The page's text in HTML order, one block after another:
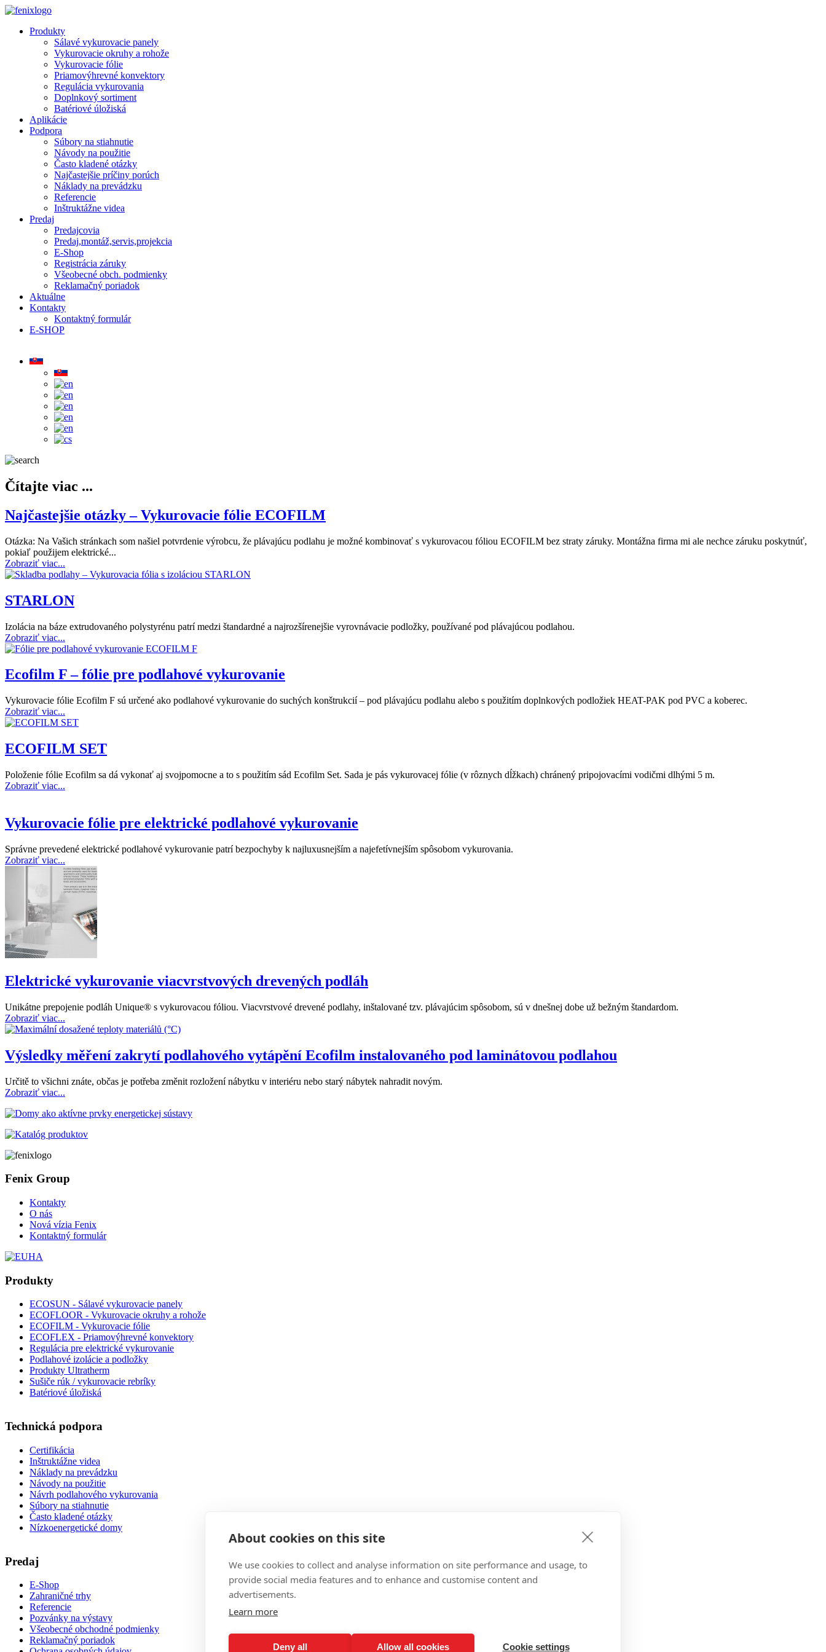
Skip to main content
Produkty
Sálavé vykurovacie panely
Vykurovacie okruhy a rohože
Vykurovacie fólie
Priamovýhrevné konvektory
Regulácia vykurovania
Doplnkový sortiment
Batériové úložiská
Aplikácie
Podpora
Súbory na stiahnutie
Návody na použitie
Často kladené otázky
Najčastejšie príčiny porúch
Náklady na prevádzku
Referencie
Inštruktážne videa
Predaj
Predajcovia
Predaj,montáž,servis,projekcia
E-Shop
Registrácia záruky
Všeobecné obch. podmienky
Reklamačný poriadok
Aktuálne
Kontakty
Kontaktný formulár
E-SHOP
Čítajte viac ...
Najčastejšie otázky – Vykurovacie fólie ECOFILM
Otázka: Na Vašich stránkach som našiel potvrdenie výrobcu, že plávajúcu podlahu je možné kombinovať s vykurovacou fóliou ECOFILM bez straty záruky. Montážna firma mi ale nechce záruku poskytnúť,
pokiaľ použijem elektrické...
Zobraziť viac...
STARLON
Izolácia na báze extrudovaného polystyrénu patrí medzi štandardné a najrozšírenejšie vyrovnávacie podložky, používané pod plávajúcou podlahou.
Zobraziť viac...
Ecofilm F – fólie pre podlahové vykurovanie
Vykurovacie fólie Ecofilm F sú určené ako podlahové vykurovanie do suchých konštrukcií – pod plávajúcu podlahu alebo s použitím doplnkových podložiek HEAT-PAK pod PVC a koberec.
Zobraziť viac...
ECOFILM SET
Položenie fólie Ecofilm sa dá vykonať aj svojpomocne a to s použitím sád Ecofilm Set. Sada je pás vykurovacej fólie (v rôznych dĺžkach) chránený pripojovacími vodičmi dlhými 5 m.
Zobraziť viac...
Vykurovacie fólie pre elektrické podlahové vykurovanie
Správne prevedené elektrické podlahové vykurovanie patrí bezpochyby k najluxusnejším a najefetívnejším spôsobom vykurovania.
Zobraziť viac...
Elektrické vykurovanie viacvrstvových drevených podláh
Unikátne prepojenie podláh Unique® s vykurovacou fóliou. Viacvrstvové drevené podlahy, inštalované tzv. plávajúcim spôsobom, sú v dnešnej dobe už bežným štandardom.
Zobraziť viac...
Výsledky měření zakrytí podlahového vytápění Ecofilm instalovaného pod laminátovou podlahou
Určitě to všichni znáte, občas je potřeba změnit rozložení nábytku v interiéru nebo starý nábytek nahradit novým.
Zobraziť viac...
Fenix Group
Kontakty
O nás
Nová vízia Fenix
Kontaktný formulár
Produkty
ECOSUN - Sálavé vykurovacie panely
ECOFLOOR - Vykurovacie okruhy a rohože
ECOFILM - Vykurovacie fólie
ECOFLEX - Priamovýhrevné konvektory
Regulácia pre elektrické vykurovanie
Podlahové izolácie a podložky
Produkty Ultratherm
Sušiče rúk / vykurovacie rebríky
Batériové úložiská
Technická podpora
Certifikácia
Inštruktážne videa
Náklady na prevádzku
Návody na použitie
Návrh podlahového vykurovania
Súbory na stiahnutie
Často kladené otázky
Nízkoenergetické domy
Predaj
E-Shop
Zahraničné trhy
Referencie
Pozvánky na výstavy
Všeobecné obchodné podmienky
Reklamačný poriadok
About cookies on this site
We use cookies to collect and analyse information on site performance and usage, to
provide social media features and to enhance and customise content and
advertisements.
Learn more
Deny all Allow all cookies Cookie settings